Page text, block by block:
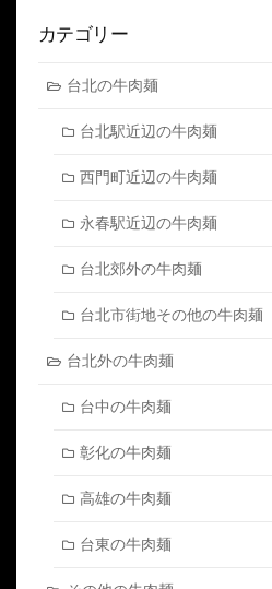
カテゴリー
台北の牛肉麺
台北駅近辺の牛肉麺
西門町近辺の牛肉麺
永春駅近辺の牛肉麺
台北郊外の牛肉麺
台北市街地その他の牛肉麺
台北外の牛肉麺
台中の牛肉麺
彰化の牛肉麺
高雄の牛肉麺
台東の牛肉麺